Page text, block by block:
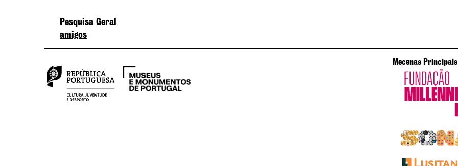
Pesquisa Geral
amigos
Mecenas Principais